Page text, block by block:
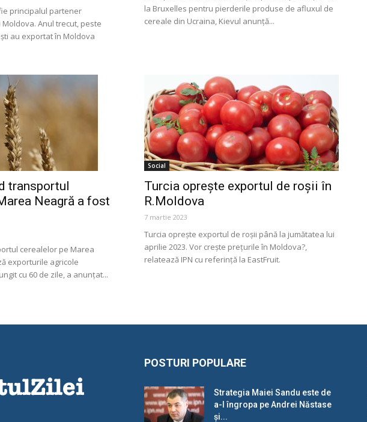
principalul partener
Anul trecut, peste
au exportat în Moldova
la Bruxelles pentru pierderile produse de afluxul de
cereale din Ucraina, Kievul anunță...
transportul
Neagră a fost
cerealelor pe Marea
exporturile agricole
cu 60 de zile, a anunţat...
Social
Turcia oprește exportul de roșii în
R.Moldova
7 martie 2023
Turcia oprește exportul de roșii până la jumătatea lui
aprilie 2023. Vor crește prețurile în Moldova?,
relatează IPN cu referință la EastFruit.
POSTURI POPULARE
Strategia Maiei Sandu este de
a-l îngropa pe Andrei Năstase
și...